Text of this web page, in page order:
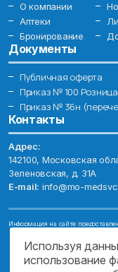
О компании
Аптеки
Бронирование
Документы
Публичная оферта
Приказ № 100
Приказ № 36н
Контакты
Адрес:
142100, Московская
Зеленовская, д. 31А
E-mail: info@mo-
Информация на сайте
Имеются противопоказания,
© 2026.
Используя
использование